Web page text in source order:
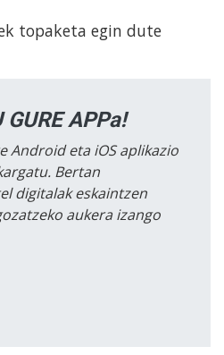
topaketa egin dute
GURE APPa!
Android eta iOS aplikazio
Bertan
digitalak eskaintzen
aukera izango